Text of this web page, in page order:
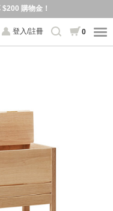
$200 購物金！
登入/註冊 0